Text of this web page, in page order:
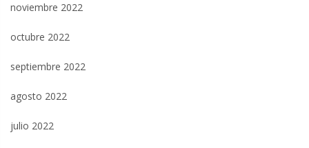
noviembre 2022
octubre 2022
septiembre 2022
agosto 2022
julio 2022